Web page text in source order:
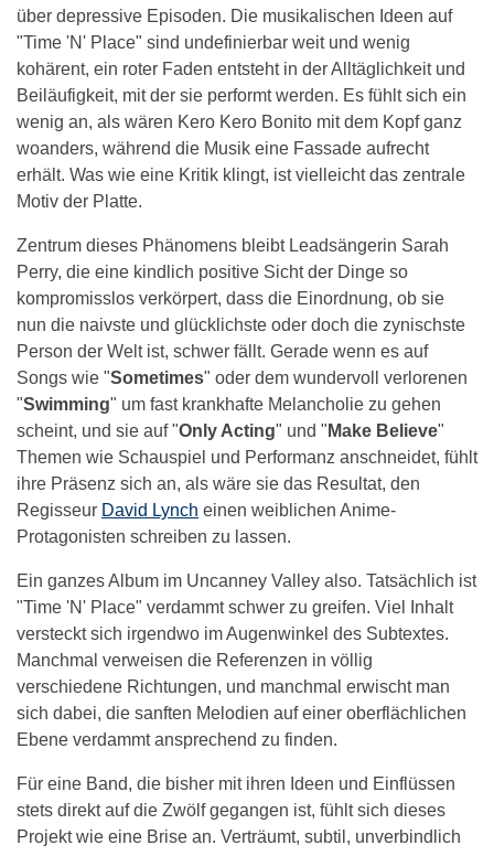
über depressive Episoden. Die musikalischen Ideen auf
"Time 'N' Place" sind undefinierbar weit und wenig
kohärent, ein roter Faden entsteht in der Alltäglichkeit und
Beiläufigkeit, mit der sie performt werden. Es fühlt sich ein
wenig an, als wären Kero Kero Bonito mit dem Kopf ganz
woanders, während die Musik eine Fassade aufrecht
erhält. Was wie eine Kritik klingt, ist vielleicht das zentrale
Motiv der Platte.
Zentrum dieses Phänomens bleibt Leadsängerin Sarah
Perry, die eine kindlich positive Sicht der Dinge so
kompromisslos verkörpert, dass die Einordnung, ob sie
nun die naivste und glücklichste oder doch die zynischste
Person der Welt ist, schwer fällt. Gerade wenn es auf
Songs wie "Sometimes" oder dem wundervoll verlorenen
"Swimming" um fast krankhafte Melancholie zu gehen
scheint, und sie auf "Only Acting" und " Make Believe"
Themen wie Schauspiel und Performanz anschneidet, fühlt
ihre Präsenz sich an, als wäre sie das Resultat, den
Regisseur David Lynch einen weiblichen Anime-
Protagonisten schreiben zu lassen.
Ein ganzes Album im Uncanney Valley also. Tatsächlich ist
"Time 'N' Place" verdammt schwer zu greifen. Viel Inhalt
versteckt sich irgendwo im Augenwinkel des Subtextes.
Manchmal verweisen die Referenzen in völlig
verschiedene Richtungen, und manchmal erwischt man
sich dabei, die sanften Melodien auf einer oberflächlichen
Ebene verdammt ansprechend zu finden.
Für eine Band, die bisher mit ihren Ideen und Einflüssen
stets direkt auf die Zwölf gegangen ist, fühlt sich dieses
Projekt wie eine Brise an. Verträumt, subtil, unverbindlich